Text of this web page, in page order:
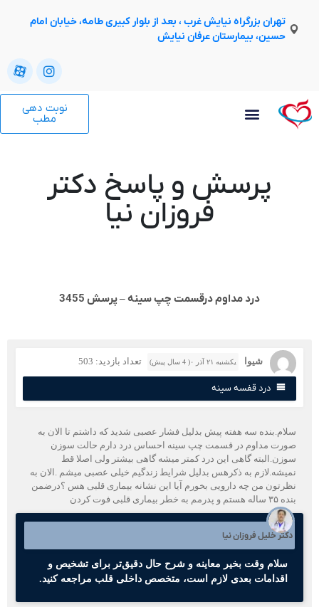
تهران بزرگراه نیایش غرب ، بعد از بلوار کبیری طامه، خیابان امام
حسین، بیمارستان عرفان نیایش
نوبت دهی
پرسش و پاسخ دکتر
فروزان نیا
درد مداوم درقسمت چپ سینه – پرسش 3455
شیوا یکشنبه ۲۱ آذر ۰( 4 سال پیش) تعداد بازدید: 503
درد قفسه سینه
سه هفته پیش بدلیل فشار عصبی شدید که داشتم تا الان به
مداوم در قسمت چپ سینه احساس درد دارم حالت سوزن
گاهی این درد کمتر میشه گاهی بیشتر ولی اصلا قط
به ذکرهس بدلیل شرایط زندگیم خیلی عصبی میشم .الان به
من چه دارویی بخورم آیا این نشانه بیماری قلبی هس ؟درضمن
دکتر خلیل فروزان نیا
سلام وقت بخیر معاینه و شرح حال دقیق‌تر برای تشخیص و
اقدامات بعدی لازم است، متخصص داخلی قلب مراجعه کنید.